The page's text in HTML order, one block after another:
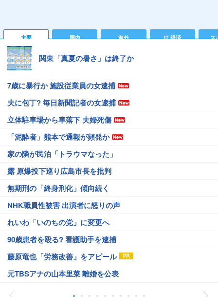
主要 国内 海外 IT 経済 ス
関東「真夏の暑さ」は終了か
7歳に暴行か 施設従業員の女逮捕
夫に包丁? 毎日新聞記者の女逮捕
立体駐車場から車落下 夫婦死傷
「泥酔者」熊本で通報が頻発か
家の隣が民泊「トラウマなった」
露 原爆投下巡り広島市長を批判
無期刑の「終身刑化」傾向続く
NHK職員性被害 出演者に怒りの声
れいわ「いのちの党」に変更へ
90歳患者を殴る? 看護助手を逮捕
藤原竜也「労務改善」をアピール
元TBSアナの山本里菜 離婚を公表